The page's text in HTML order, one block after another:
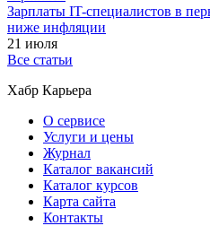
Зарплаты IT-специалистов в
ниже инфляции
21 июля
Все статьи
Хабр Карьера
О сервисе
Услуги и цены
Журнал
Каталог вакансий
Каталог курсов
Карта сайта
Контакты